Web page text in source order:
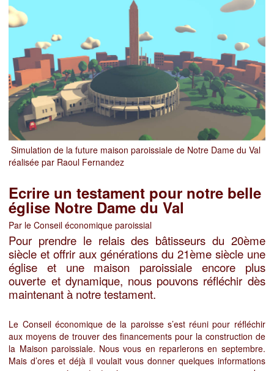
Simulation de la future maison paroissiale de Notre Dame du Val
réalisée par Raoul Fernandez
Ecrire un testament pour notre belle
église Notre Dame du Val
Par le Conseil économique paroissial
Pour prendre le relais des bâtisseurs du 20ème
siècle et offrir aux générations du 21ème siècle une
église et une maison paroissiale encore plus
ouverte et dynamique, nous pouvons réfléchir dès
maintenant à notre testament.
Le Conseil économique de la paroisse s’est réuni pour réfléchir
aux moyens de trouver des financements pour la construction de
la Maison paroissiale. Nous vous en reparlerons en septembre.
Mais d’ores et déjà il voulait vous donner quelques informations